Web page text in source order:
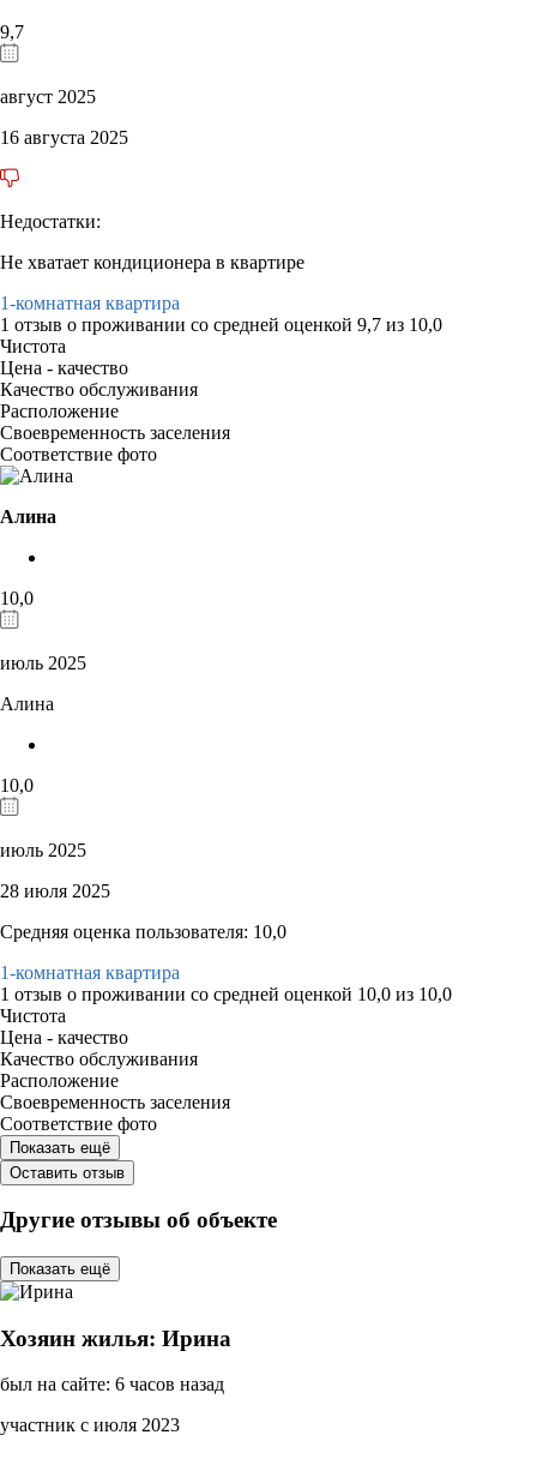
9,7
август 2025
16 августа 2025
Недостатки:
Не хватает кондиционера в квартире
1-комнатная квартира
1 отзыв о проживании со средней оценкой 9,7 из 10,0
Чистота
Цена - качество
Качество обслуживания
Расположение
Своевременность заселения
Соответствие фото
Алина
10,0
июль 2025
Алина
10,0
июль 2025
28 июля 2025
Средняя оценка пользователя: 10,0
1-комнатная квартира
1 отзыв о проживании со средней оценкой 10,0 из 10,0
Чистота
Цена - качество
Качество обслуживания
Расположение
Своевременность заселения
Соответствие фото
Показать ещё
Оставить отзыв
Другие отзывы об объекте
Показать ещё
Хозяин жилья: Ирина
был на сайте: 6 часов назад
участник с июля 2023